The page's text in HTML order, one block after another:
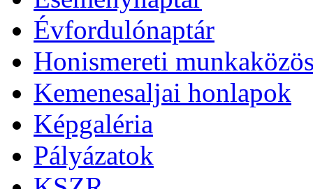
Évfordulónaptár
Honismereti
Kemenesaljai honlapok
Képgaléria
Pályázatok